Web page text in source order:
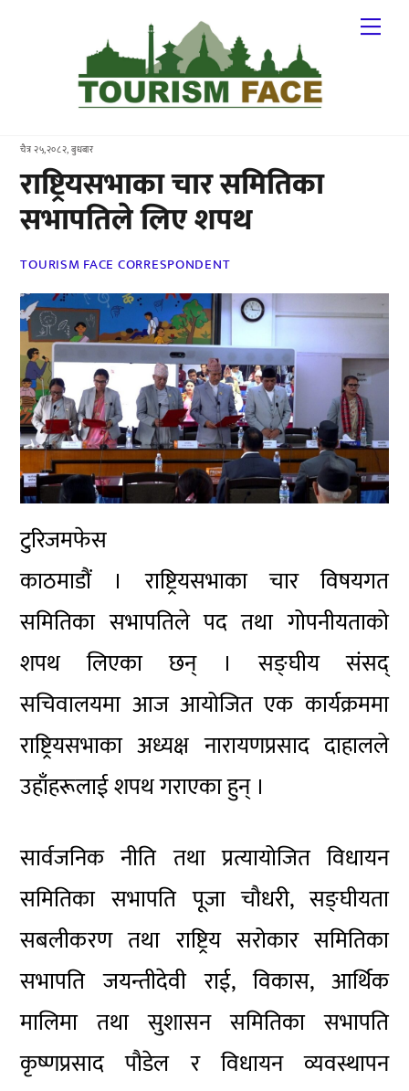
चैत्र २५,२०८२, बुधबार
राष्ट्रियसभाका चार समितिका
सभापतिले लिए शपथ
TOURISM FACE CORRESPONDENT
टुरिजमफेस
काठमाडौं । राष्ट्रियसभाका चार विषयगत
समितिका सभापतिले पद तथा गोपनीयताको
शपथ लिएका छन् । सङ्घीय संसद्
सचिवालयमा आज आयोजित एक कार्यक्रममा
राष्ट्रियसभाका अध्यक्ष नारायणप्रसाद दाहालले
उहाँहरूलाई शपथ गराएका हुन् ।
सार्वजनिक नीति तथा प्रत्यायोजित विधायन
समितिका सभापति पूजा चौधरी, सङ्घीयता
सबलीकरण तथा राष्ट्रिय सरोकार समितिका
सभापति जयन्तीदेवी राई, विकास, आर्थिक
मालिमा तथा सुशासन समितिका सभापति
कृष्णप्रसाद पौडेल र विधायन व्यवस्थापन